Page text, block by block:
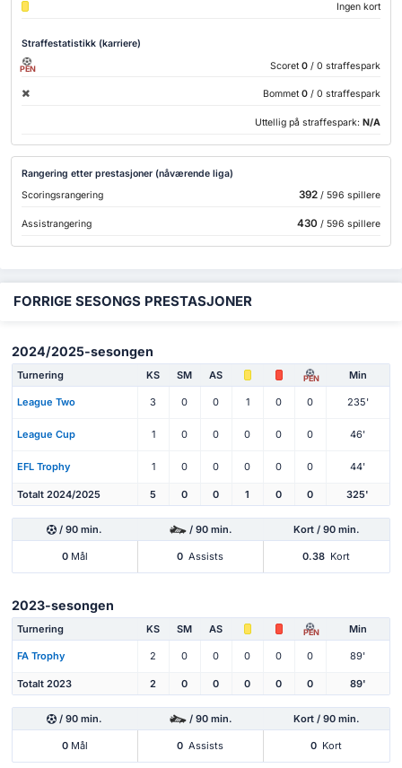
Ingen kort
Straffestatistikk (karriere)
PEN Scoret 0 / 0 straffespark
Bommet 0 / 0 straffespark
Uttellig på straffespark: N/A
Rangering etter prestasjoner (nåværende liga)
Scoringsrangering
392/ 596 spillere
Assistrangering 430 / 596 spillere
FORRIGE SESONGS PRESTASJONER
2024/2025-sesongen
Turnering KS SM AS PEN Min
League Two 3 0 0 1 0 0 235'
League Cup 1 0 0 0 0 0 46'
EFL Trophy 1 0 0 0 0 0 44'
Totalt 2024/2025 5 0 0 1 0 0 325'
/ 90 min. / 90 min. Kort / 90 min.
0Mål 0 Assists 0.38 Kort
2023-sesongen
Turnering KS SM AS PEN Min
FA Trophy 2 0 0 0 0 0 89'
Totalt 2023 2 0 0 0 0 0 89'
/ 90 min. / 90 min. Kort / 90 min.
0Mål 0 Assists 0 Kort